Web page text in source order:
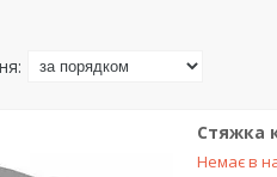
Стяжка
Немає в